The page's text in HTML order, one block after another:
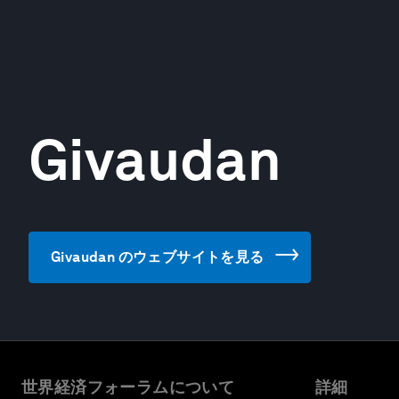
Givaudan
Givaudan のウェブサイトを見る
世界経済フォーラムについて 詳細